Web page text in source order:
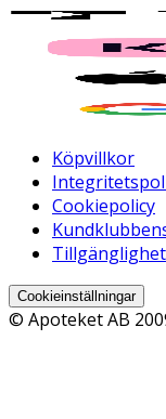
Köpvillkor
Cookiepolicy
Tillgänglighet
Cookieinställningar
© Apoteket AB